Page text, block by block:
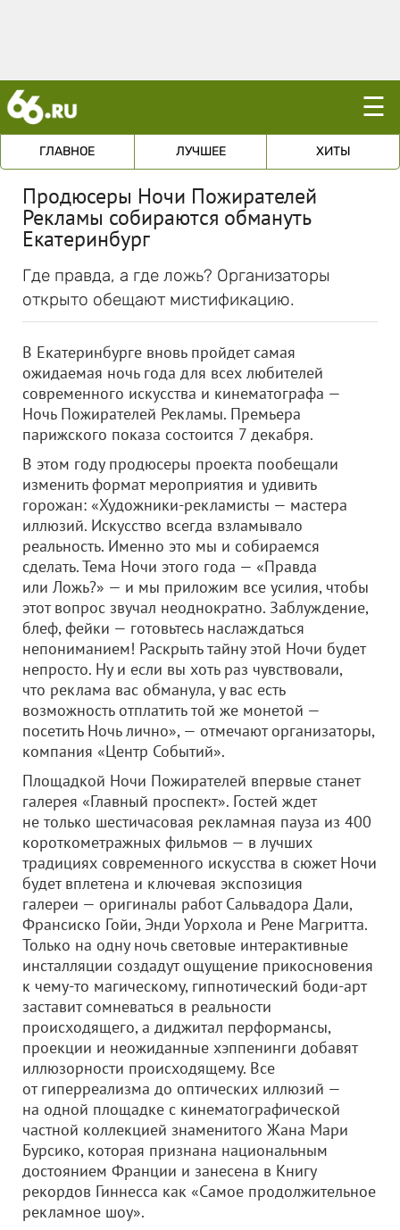
☰
ГЛАВНОЕ ЛУЧШЕЕ ХИТЫ
Продюсеры Ночи Пожирателей
Рекламы собираются обмануть
Екатеринбург
Где правда, а где ложь? Организаторы
открыто обещают мистификацию.
В Екатеринбурге вновь пройдет самая
ожидаемая ночь года для всех любителей
современного искусства и кинематографа —
Ночь Пожирателей Рекламы. Премьера
парижского показа состоится 7 декабря.
В этом году продюсеры проекта пообещали
изменить формат мероприятия и удивить
горожан: «Художники-рекламисты — мастера
иллюзий. Искусство всегда взламывало
реальность. Именно это мы и собираемся
сделать. Тема Ночи этого года — «Правда
или Ложь?» — и мы приложим все усилия, чтобы
этот вопрос звучал неоднократно. Заблуждение,
блеф, фейки — готовьтесь наслаждаться
непониманием! Раскрыть тайну этой Ночи будет
непросто. Ну и если вы хоть раз чувствовали,
что реклама вас обманула, у вас есть
возможность отплатить той же монетой —
посетить Ночь лично», — отмечают организаторы,
компания «Центр Событий».
Площадкой Ночи Пожирателей впервые станет
галерея «Главный проспект». Гостей ждет
не только шестичасовая рекламная пауза из 400
короткометражных фильмов — в лучших
традициях современного искусства в сюжет Ночи
будет вплетена и ключевая экспозиция
галереи — оригиналы работ Сальвадора Дали,
Франсиско Гойи, Энди Уорхола и Рене Магритта.
Только на одну ночь световые интерактивные
инсталляции создадут ощущение прикосновения
к чему-то магическому, гипнотический боди-арт
заставит сомневаться в реальности
происходящего, а диджитал перформансы,
проекции и неожиданные хэппенинги добавят
иллюзорности происходящему. Все
от гиперреализма до оптических иллюзий —
на одной площадке с кинематографической
частной коллекцией знаменитого Жана Мари
Бурсико, которая признана национальным
достоянием Франции и занесена в Книгу
рекордов Гиннесса как «Самое продолжительное
рекламное шоу».